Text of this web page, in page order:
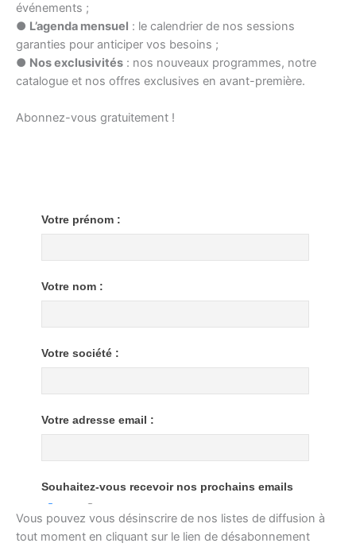
événements ;
● L’agenda mensuel : le calendrier de nos sessions
garanties pour anticiper vos besoins ;
● Nos exclusivités : nos nouveaux programmes, notre
catalogue et nos offres exclusives en avant-première.
Abonnez-vous gratuitement !
Vous pouvez vous désinscrire de nos listes de diffusion à
tout moment en cliquant sur le lien de désabonnement